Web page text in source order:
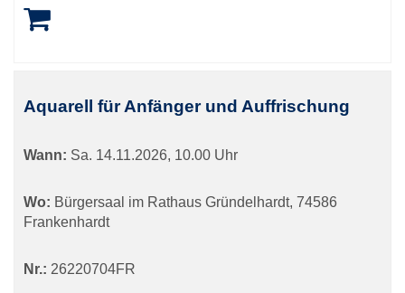
Aquarell für Anfänger und Auffrischung
Wann: Sa. 14.11.2026, 10.00 Uhr
Wo: Bürgersaal im Rathaus Gründelhardt, 74586
Frankenhardt
Nr.: 26220704FR